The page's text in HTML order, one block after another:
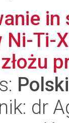
in
Ni-Ti-
dr